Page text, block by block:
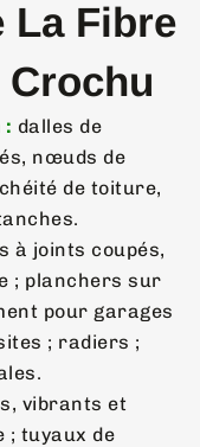
La Fibre
: dalles de
nœuds de
de toiture,
à joints coupés,
; planchers sur
pour garages
; radiers ;
vibrants et
; tuyaux de